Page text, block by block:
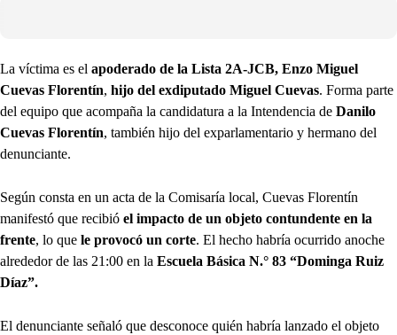
La víctima es el apoderado de la Lista 2A-JCB, Enzo Miguel
Cuevas Florentín, hijo del exdiputado Miguel Cuevas. Forma parte
del equipo que acompaña la candidatura a la Intendencia de Danilo
Cuevas Florentín, también hijo del exparlamentario y hermano del
denunciante.
Según consta en un acta de la Comisaría local, Cuevas Florentín
manifestó que recibió el impacto de un objeto contundente en la
frente, lo que le provocó un corte. El hecho habría ocurrido anoche
alrededor de las 21:00 en la Escuela Básica N.° 83 “Dominga Ruiz
Díaz”.
El denunciante señaló que desconoce quién habría lanzado el objeto